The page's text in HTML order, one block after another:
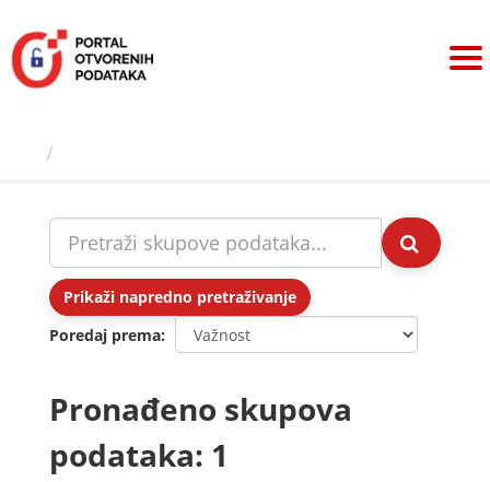
sadržaj
Prikaži napredno pretraživanje
Poredaj prema
Pronađeno skupova
podataka: 1